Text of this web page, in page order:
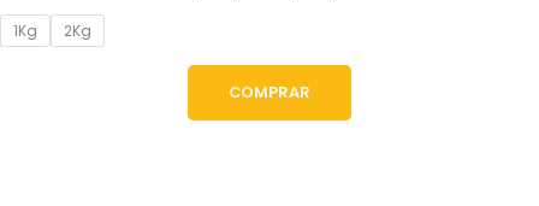
1Kg 2Kg
COMPRAR